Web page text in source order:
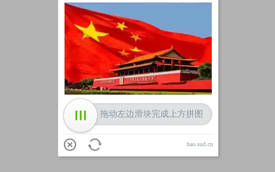
加载中
拖动左边滑块完成上方拼图
hao.sud.cn